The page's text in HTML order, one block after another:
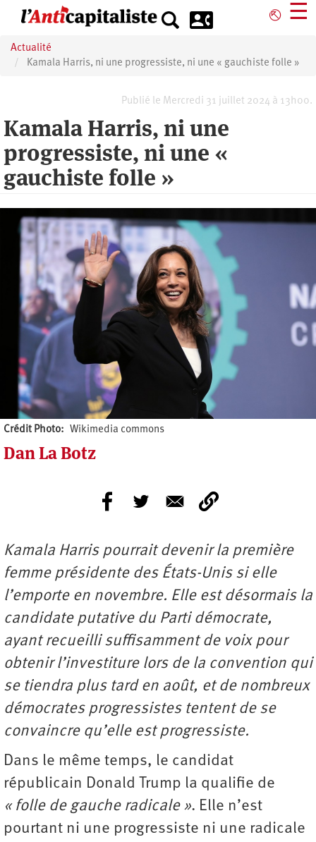
principal
⎋ ☰
Actualité
Kamala Harris, ni une progressiste, ni une « gauchiste folle »
Publié le Mercredi 31 juillet 2024 à 13h00.
Kamala Harris, ni une
progressiste, ni une «
gauchiste folle »
Crédit Photo Wikimedia commons
Dan La Botz
Kamala Harris pourrait devenir la première
femme présidente des États-Unis si elle
l’emporte en novembre. Elle est désormais la
candidate putative du Parti démocrate,
ayant recueilli suffisamment de voix pour
obtenir l’investiture lors de la convention qui
se tiendra plus tard en août, et de nombreux
démocrates progressistes tentent de se
convaincre qu’elle est progressiste.
Dans le même temps, le candidat
républicain Donald Trump la qualifie de
« folle de gauche radicale ». Elle n’est
pourtant ni une progressiste ni une radicale